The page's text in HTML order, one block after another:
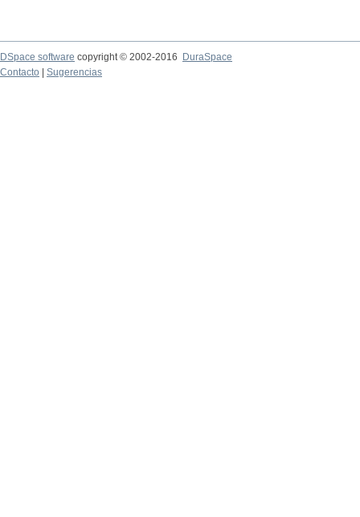
DSpace software copyright © 2002-2016
DuraSpace
Contacto
Sugerencias